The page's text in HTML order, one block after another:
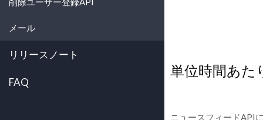
メール
リリースノート
FAQ
単位時間あた
ニュースフィードAPI